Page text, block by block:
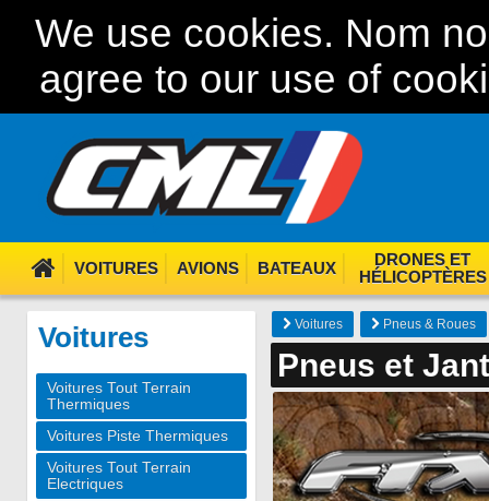
We use cookies. Nom
agree to our use of
VOITURES AVIONS BATEAUX
DRONES ET
HÉLICOPTÈRES
Voitures
Voitures Tout Terrain
Thermiques
Voitures Piste Thermiques
Voitures Tout Terrain
Electriques
Voitures Pneus & Roues
Pneus et